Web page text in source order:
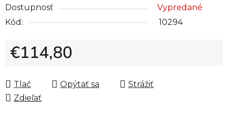
Dostupnosť
Vypredané
Kód:
10294
€114,80
Tlač
Opýtať sa
Strážiť
Zdieľať